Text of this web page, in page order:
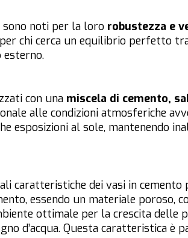
sono noti per la loro robustezza e
chi cerca un equilibrio perfetto
esterno.
con una miscela di cemento,
alle condizioni atmosferiche
esposizioni al sole, mantenendo
caratteristiche dei vasi in
essendo un materiale poroso,
ottimale per la crescita delle
d’acqua. Questa caratteristica è